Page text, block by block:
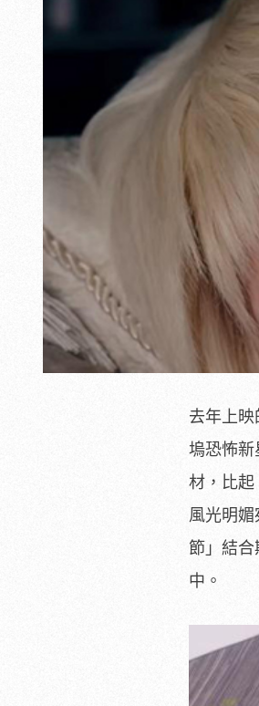
去年上
塢恐怖新
材，比起
風光明
節」結
中。